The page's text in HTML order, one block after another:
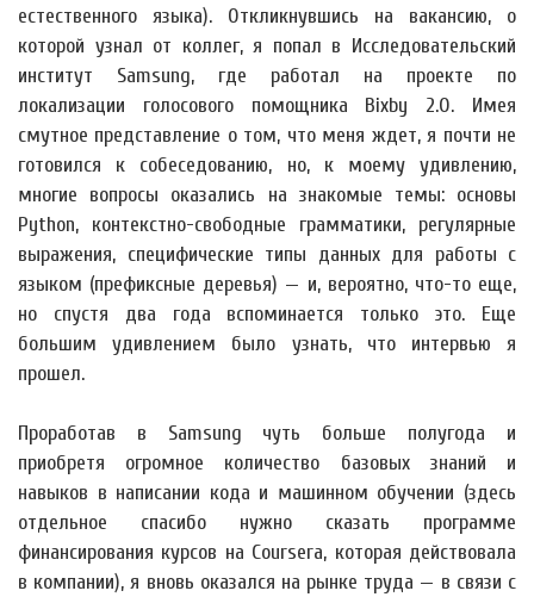
естественного языка). Откликнувшись на вакансию, о
которой узнал от коллег, я попал в Исследовательский
институт Samsung, где работал на проекте по
локализации голосового помощника Bixby 2.0. Имея
смутное представление о том, что меня ждет, я почти не
готовился к собеседованию, но, к моему удивлению,
многие вопросы оказались на знакомые темы: основы
Python, контекстно-свободные грамматики, регулярные
выражения, специфические типы данных для работы с
языком (префиксные деревья) — и, вероятно, что-то еще,
но спустя два года вспоминается только это. Еще
большим удивлением было узнать, что интервью я
прошел.
Проработав в Samsung чуть больше полугода и
приобретя огромное количество базовых знаний и
навыков в написании кода и машинном обучении (здесь
отдельное спасибо нужно сказать программе
финансирования курсов на Coursera, которая действовала
в компании), я вновь оказался на рынке труда — в связи с